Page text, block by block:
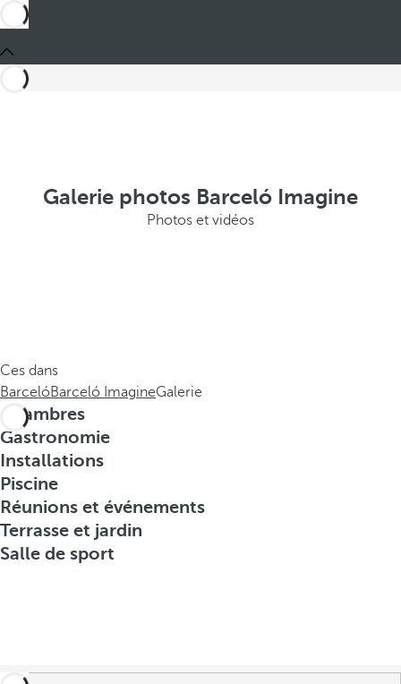
Galerie photos Barceló Imagine
Photos et vidéos
Ces dans
BarcelóBarceló ImagineGalerie
Chambres
Gastronomie
Installations
Piscine
Réunions et événements
Terrasse et jardin
Salle de sport